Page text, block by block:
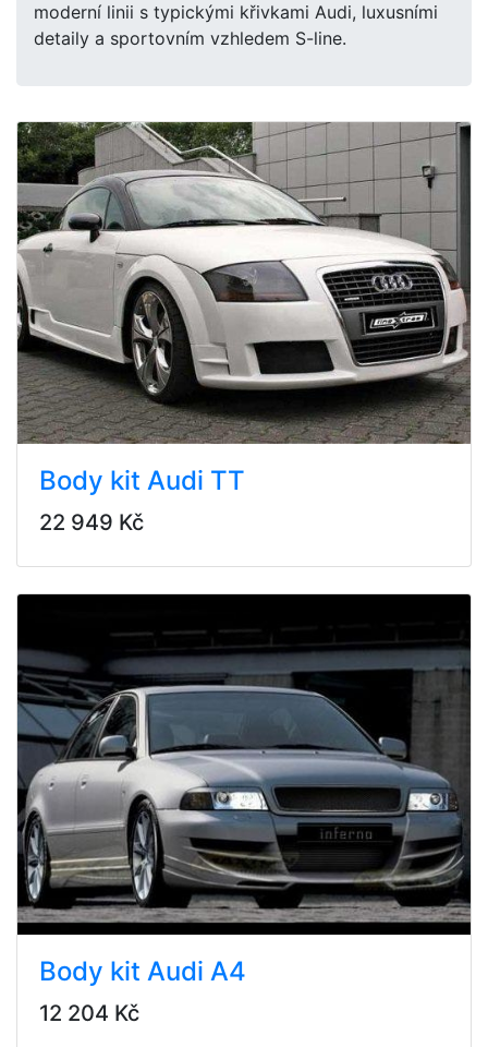
moderní linii s typickými křivkami Audi, luxusními
detaily a sportovním vzhledem S-line.
Body kit Audi TT
22 949 Kč
Body kit Audi A4
12 204 Kč